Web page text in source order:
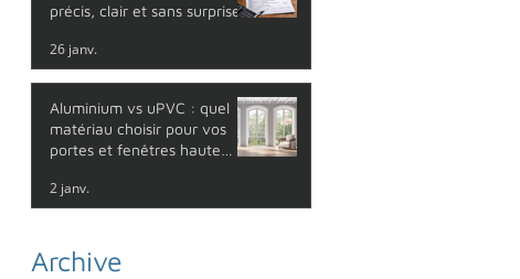
précis, clair et sans surprise
26 janv.
Aluminium vs uPVC : quel
matériau choisir pour vos
portes et fenêtres haute
2 janv.
Archive